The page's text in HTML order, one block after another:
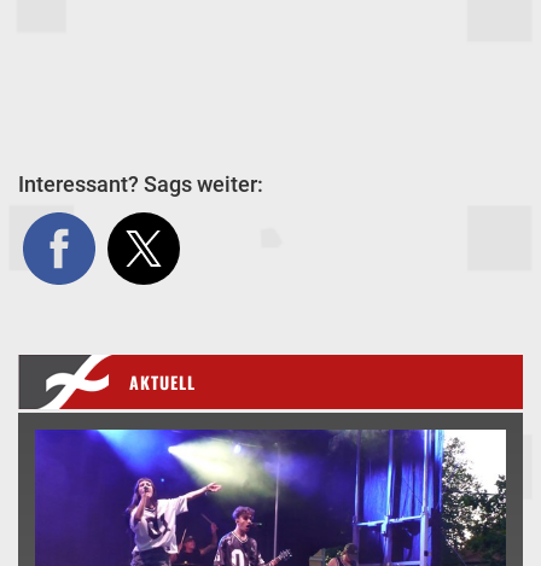
Interessant? Sags weiter:
AKTUELL